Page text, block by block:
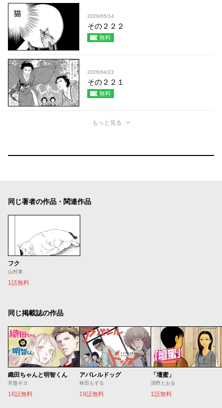
2026/05/14
その２２２
無料
2026/04/23
その２２１
無料
もっと見る
同じ著者の作品・関連作品
フク
山村東
1話無料
同じ掲載誌の作品
織田ちゃんと明智くん
常盤ギヨ
16話無料
アパレルドッグ
林田もずる
19話無料
「壇蜜」
清野とおる
1話無料